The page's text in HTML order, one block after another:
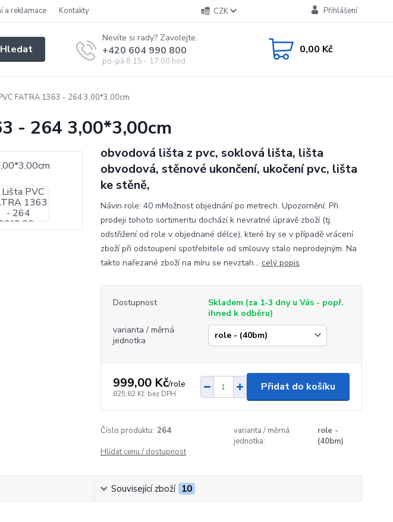
a reklamace Kontakty CZK Přihlášení
Hledat
Nevíte si rady? Zavolejte.
+420 604 990 800
po-pá 8:15 - 17:00 hod
0,00 Kč
FATRA 1363 - 264 3,00*3,00cm
- 264 3,00*3,00cm
obvodová lišta z pvc, soklová lišta, lišta
obvodová, stěnové ukončení, ukočení pvc, lišta
ke stěně,
Návin role: 40 mMožnost objednání po metrech. Upozornění: Při
prodeji tohoto sortimentu dochází k nevratné úpravě zboží (tj.
odstřižení od role v objednané délce), které by se v případě vrácení
zboží při odstoupení spotřebitele od smlouvy stalo neprodejným. Na
takto nařezané zboží na míru se nevztah... celý popis
Dostupnost
Skladem (za 1-3 dny u Vás - popř.
ihned k odběru)
varianta / měrná
jednotka
999,00 Kč/role
825,62 Kč bez DPH
Přidat do košíku
Číslo produktu: 264
varianta / měrná
jednotka:
role -
(40bm)
Hlídat cenu / dostupnost
Související zboží 10